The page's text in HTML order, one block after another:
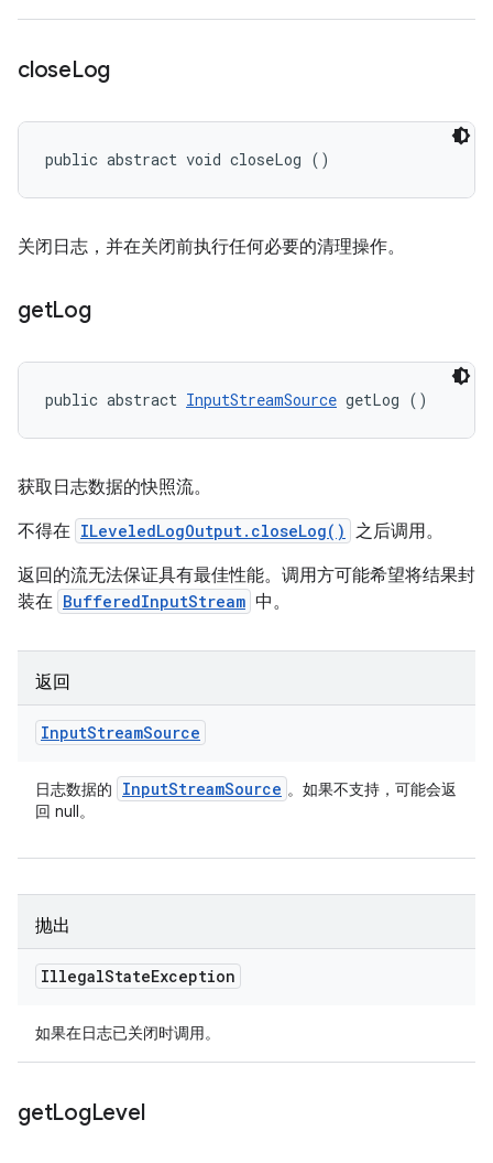
closeLog
public abstract void closeLog ()
关闭日志，并在关闭前执行任何必要的清理操作。
getLog
public abstract InputStreamSource getLog ()
获取日志数据的快照流。
不得在 ILeveledLogOutput.closeLog() 之后调用。
返回的流无法保证具有最佳性能。调用方可能希望将结果封
装在 BufferedInputStream 中。
返回
InputStreamSource
日志数据的 InputStreamSource 。如果不支持，可能会返
回 null。
抛出
IllegalStateException
如果在日志已关闭时调用。
getLogLevel